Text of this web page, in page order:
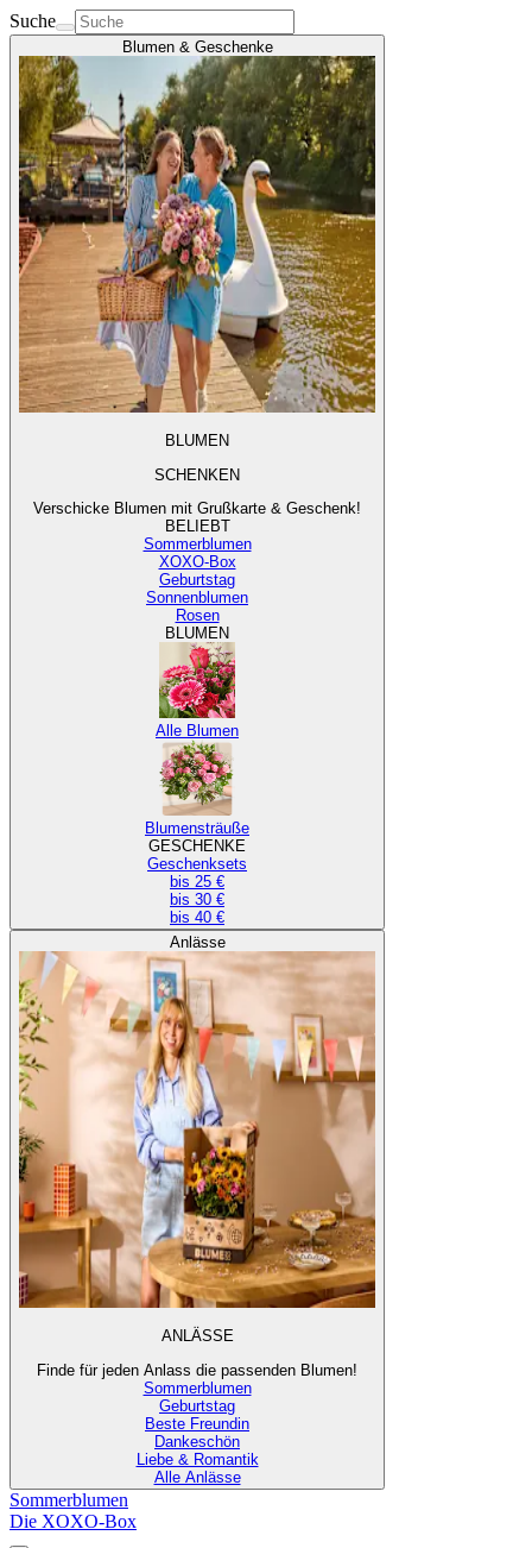
Suche
Blumen & Geschenke
BLUMEN
SCHENKEN
Verschicke Blumen mit Grußkarte & Geschenk!
BELIEBT
Sommerblumen
XOXO-Box
Geburtstag
Sonnenblumen
Rosen
BLUMEN
Alle Blumen
Blumensträuße
GESCHENKE
Geschenksets
bis 25 €
bis 30 €
bis 40 €
Anlässe
ANLÄSSE
Finde für jeden Anlass die passenden Blumen!
Sommerblumen
Geburtstag
Beste Freundin
Dankeschön
Liebe & Romantik
Alle Anlässe
Sommerblumen
Die XOXO-Box